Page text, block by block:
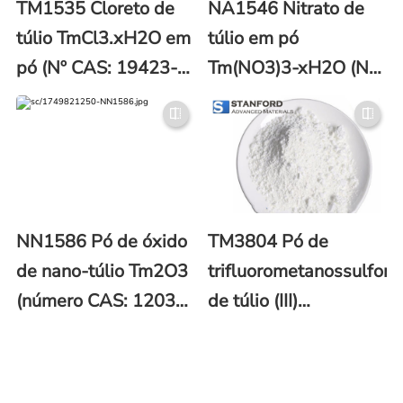
TM1535 Cloreto de
túlio TmCl3.xH2O em
pó (Nº CAS: 19423-
86-0)
NA1546 Nitrato de
túlio em pó
Tm(NO3)3-xH2O (Nº
CAS: 100641-15-4)
NN1586 Pó de óxido
de nano-túlio Tm2O3
(número CAS: 12036-
TM3804 Pó de
de túlio (III)